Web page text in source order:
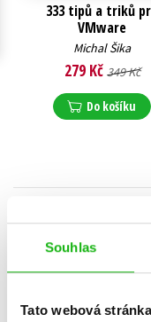
Souhlas
Tato webová
333 tipů a triků
VMware
Michal Šika
279 Kč 349 Kč
Do košíku